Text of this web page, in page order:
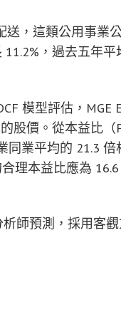
送，這類公用事業
，過去五年平
模型評估，MGE
股價。從本益比（
同業平均的 21.3
理本益比應為
師預測，採用客